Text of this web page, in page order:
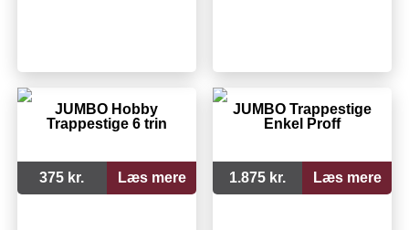
JUMBO Hobby
Trappestige 6 trin
375 kr. Læs mere
JUMBO Trappestige
Enkel Proff
1.875 kr. Læs mere